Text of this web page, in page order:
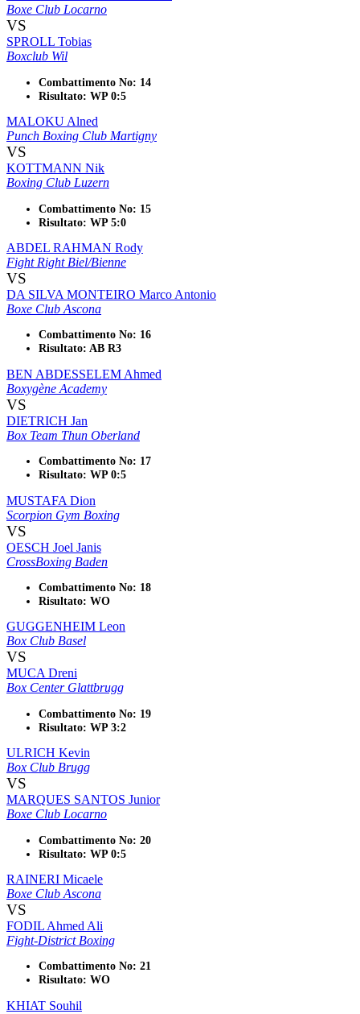
Boxe Club Locarno
VS
SPROLL Tobias
Boxclub Wil
Combattimento No: 14
Risultato: WP 0:5
MALOKU Alned
Punch Boxing Club Martigny
VS
KOTTMANN Nik
Boxing Club Luzern
Combattimento No: 15
Risultato: WP 5:0
ABDEL RAHMAN Rody
Fight Right Biel/Bienne
VS
DA SILVA MONTEIRO Marco Antonio
Boxe Club Ascona
Combattimento No: 16
Risultato: AB R3
BEN ABDESSELEM Ahmed
Boxygène Academy
VS
DIETRICH Jan
Box Team Thun Oberland
Combattimento No: 17
Risultato: WP 0:5
MUSTAFA Dion
Scorpion Gym Boxing
VS
OESCH Joel Janis
CrossBoxing Baden
Combattimento No: 18
Risultato: WO
GUGGENHEIM Leon
Box Club Basel
VS
MUCA Dreni
Box Center Glattbrugg
Combattimento No: 19
Risultato: WP 3:2
ULRICH Kevin
Box Club Brugg
VS
MARQUES SANTOS Junior
Boxe Club Locarno
Combattimento No: 20
Risultato: WP 0:5
RAINERI Micaele
Boxe Club Ascona
VS
FODIL Ahmed Ali
Fight-District Boxing
Combattimento No: 21
Risultato: WO
KHIAT Souhil